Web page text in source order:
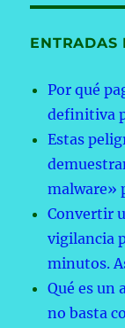
ENTRADAS
Por qué
definitiva
Estas
malware»
Convertir
vigilancia
minutos.
Qué es un
no basta